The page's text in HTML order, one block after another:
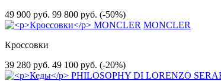
49 900 руб. 99 800 руб. (-50%)
MONCLER
Кроссовки
39 280 руб. 49 100 руб. (-20%)